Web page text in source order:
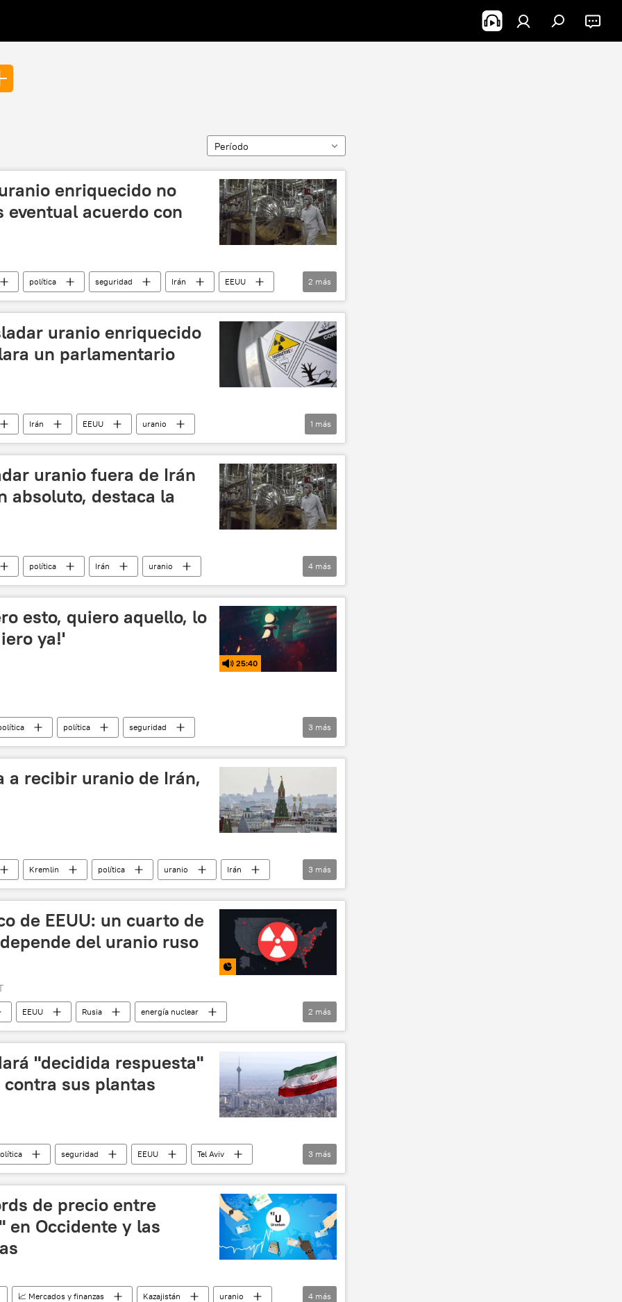
Período
enriquecido no
acuerdo con
política seguridad Irán
EEUU
2 más
uranio enriquecido
un parlamentario
Irán EEUU
uranio
1 más
uranio fuera de Irán
absoluto, destaca la
política Irán
uranio
📰 Escalada entre EEUU, Israel e Irán
4 más
esto, quiero aquello, lo
ya!'
25:40
política
seguridad
Irán 📰 Escalada entre EEUU, Israel e Irán
3 más
a recibir uranio de Irán,
Kremlin política uranio
Irán
🌍 Oriente Medio Rusia
3 más
de EEUU: un cuarto de
del uranio ruso
EEUU Rusia
energía nuclear
2 más
"decidida respuesta"
sus plantas
seguridad EEUU
Tel Aviv
Defensa
3 más
de precio entre
en Occidente y las
📈 Mercados y finanzas Kazajistán
uranio
4 más